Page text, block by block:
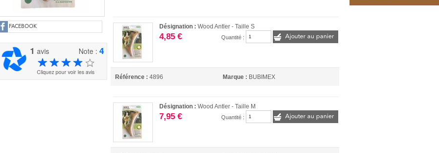
FACEBOOK
1 avis Note :4
Cliquez pour voir les avis
Désignation :Wood Antler - Taille S
4,85 € Quantité : Ajouter au panier
Référence : 4896 Marque : BUBIMEX
Désignation :Wood Antler - Taille M
7,95 € Quantité : Ajouter au panier